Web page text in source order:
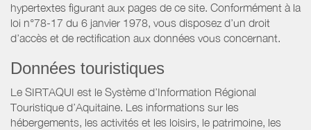
hypertextes figurant aux pages de ce site. Conformément à la
loi n°78-17 du 6 janvier 1978, vous disposez d’un droit
d’accès et de rectification aux données vous concernant.
Données touristiques
Le SIRTAQUI est le Système d’Information Régional
Touristique d’Aquitaine. Les informations sur les
hébergements, les activités et les loisirs, le patrimoine, les